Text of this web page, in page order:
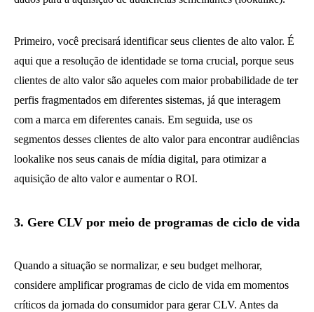
Primeiro, você precisará identificar seus clientes de alto valor. É
aqui que a resolução de identidade se torna crucial, porque seus
clientes de alto valor são aqueles com maior probabilidade de ter
perfis fragmentados em diferentes sistemas, já que interagem
com a marca em diferentes canais. Em seguida, use os
segmentos desses clientes de alto valor para encontrar audiências
lookalike nos seus canais de mídia digital, para otimizar a
aquisição de alto valor e aumentar o ROI.
3. Gere CLV por meio de programas de ciclo de vida
Quando a situação se normalizar, e seu budget melhorar,
considere amplificar programas de ciclo de vida em momentos
críticos da jornada do consumidor para gerar CLV. Antes da